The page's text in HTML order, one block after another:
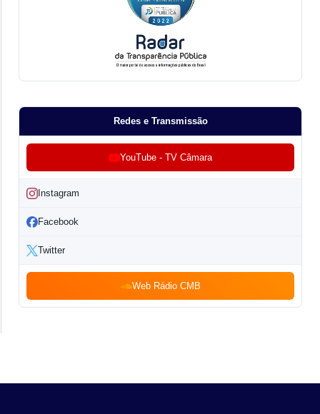
Redes e Transmissão
YouTube - TV Câmara
Instagram
Facebook
Twitter
Web Rádio CMB